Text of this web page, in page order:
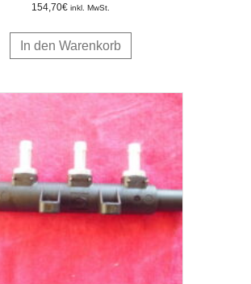
154,70€ inkl. MwSt.
In den Warenkorb